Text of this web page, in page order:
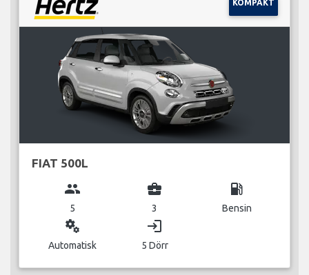
KOMPAKT
FIAT 500L
group
5
business_center
3
local_gas_station
Bensin
miscellaneous_services
Automatisk
login
5 Dörr